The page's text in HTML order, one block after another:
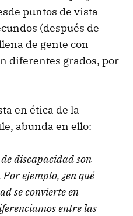
puntos de vista
(después de
de gente con
diferentes grados, por
en ética de la
abunda en ello:
discapacidad son
ejemplo, ¿en qué
se convierte en
entre las